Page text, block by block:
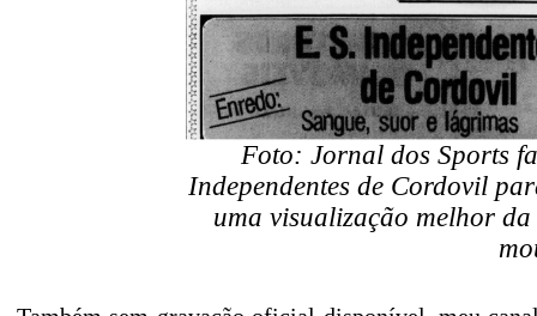
Foto: Jornal dos Sports
Independentes de Cordovil
uma visualização melhor